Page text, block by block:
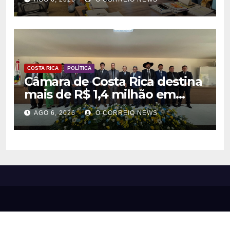
agentes culturais
COSTA RICA POLÍTICA
Câmara de Costa Rica destina
mais de R$ 1,4 milhão em
emendas para investimentos
em diversas áreas
AGO 6, 2026 O CORREIO NEWS